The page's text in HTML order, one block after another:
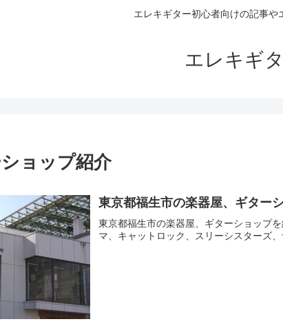
エレキギター初心者向けの記事
エレキギ
ョップ紹介
東京都福生市の楽器屋、ギター
東京都福生市の楽器屋、ギターショップ
マ、キャットロック、スリーシスターズ、